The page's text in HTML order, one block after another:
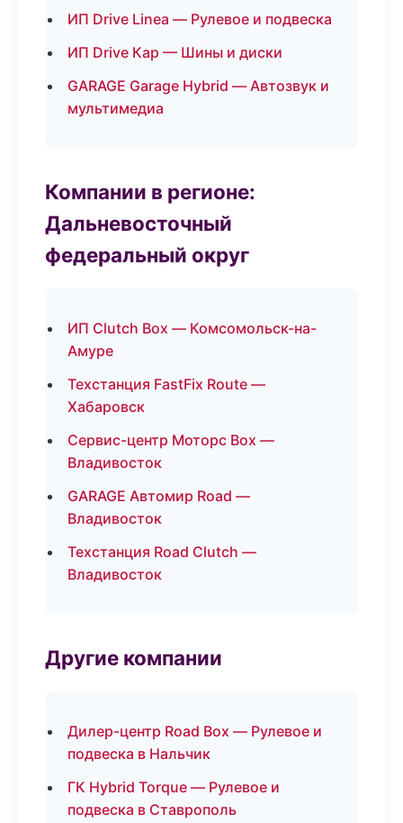
ИП Drive Linea — Рулевое и подвеска
ИП Drive Кар — Шины и диски
GARAGE Garage Hybrid — Автозвук и
мультимедиа
Компании в регионе:
Дальневосточный
федеральный округ
ИП Clutch Box — Комсомольск-на-
Амуре
Техстанция FastFix Route —
Хабаровск
Сервис-центр Моторс Box —
Владивосток
GARAGE Автомир Road —
Владивосток
Техстанция Road Clutch —
Владивосток
Другие компании
Дилер-центр Road Box — Рулевое и
подвеска в Нальчик
ГК Hybrid Torque — Рулевое и
подвеска в Ставрополь